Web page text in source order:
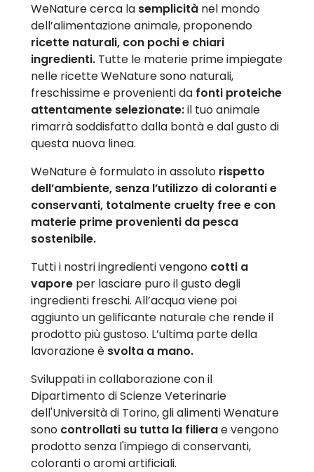
WeNature cerca la semplicità nel mondo
dell’alimentazione animale, proponendo
ricette naturali, con pochi e chiari
ingredienti. Tutte le materie prime impiegate
nelle ricette WeNature sono naturali,
freschissime e provenienti da fonti proteiche
attentamente selezionate:il tuo animale
rimarrà soddisfatto dalla bontà e dal gusto di
questa nuova linea.
WeNature è formulato in assoluto rispetto
dell’ambiente, senza l’utilizzo di coloranti e
conservanti, totalmente cruelty free e con
materie prime provenienti da pesca
sostenibile.
Tutti i nostri ingredienti vengono cotti a
vapore per lasciare puro il gusto degli
ingredienti freschi. All’acqua viene poi
aggiunto un gelificante naturale che rende il
prodotto più gustoso. L’ultima parte della
lavorazione è svolta a mano.
Sviluppati in collaborazione con il
Dipartimento di Scienze Veterinarie
dell'Università di Torino, gli alimenti Wenature
sono controllati su tutta la filierae vengono
prodotto senza l'impiego di conservanti,
coloranti o aromi artificiali.